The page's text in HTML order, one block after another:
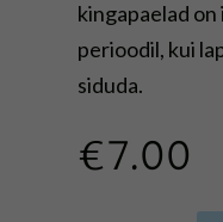
kingapaelad
perioodil, kui
siduda.
€7.00